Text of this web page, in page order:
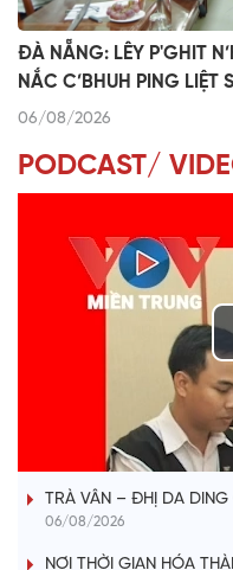
ĐÀ NẴNG: LÊY P'GHIT
NẮC C’BHUH PING LIỆT
06/08/2026
PODCAST/
VÀI PHÚT DÀNH CHO
TRÀ VÂN – ĐHỊ DA DING
06/08/2026
NƠI THỜI GIAN HÓA